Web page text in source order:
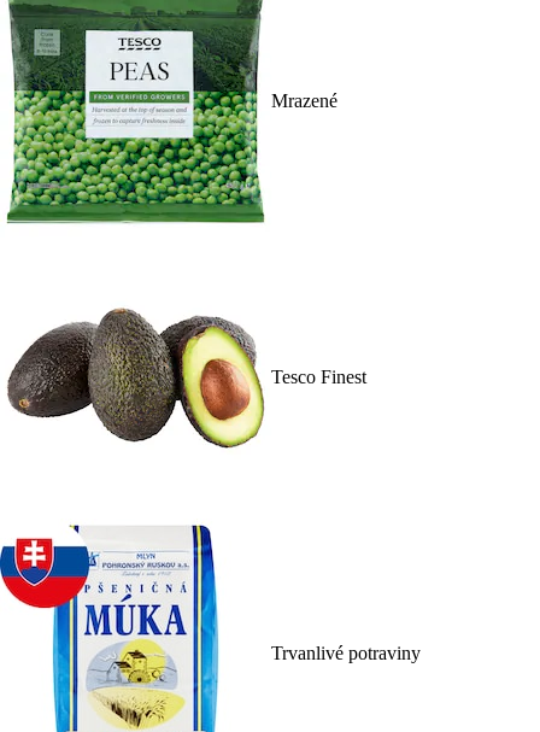
Mrazené
Tesco Finest
Trvanlivé potraviny